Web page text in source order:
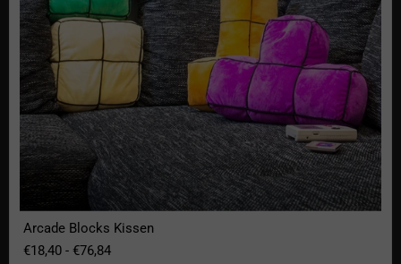
Arcade Blocks Kissen
€18,40 - €76,84